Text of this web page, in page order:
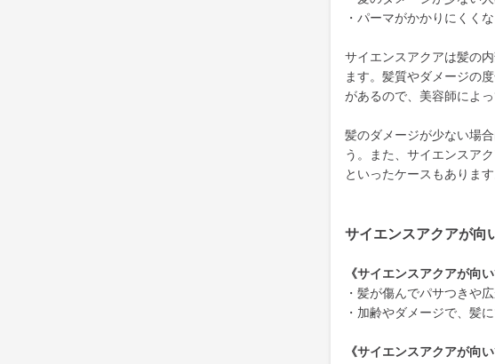
・パーマがかかりにくく
サイエンスアクアは髪の
ます。髪質やダメージの
があるので、美容師によ
髪のダメージが少ない場
う。また、サイエンスア
といったケースもあります
サイエンスアクアが向
《サイエンスアクアが向い
・髪が傷んでパサつきや
・加齢やダメージで、髪
《サイエンスアクアが向